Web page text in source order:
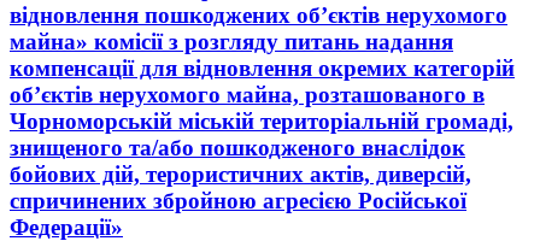
відновлення пошкоджених об’єктів нерухомого
майна» комісії з розгляду питань надання
компенсації для відновлення окремих категорій
об’єктів нерухомого майна, розташованого в
Чорноморській міській територіальній громаді,
знищеного та/або пошкодженого внаслідок
бойових дій, терористичних актів, диверсій,
спричинених збройною агресією Російської
Федерації»